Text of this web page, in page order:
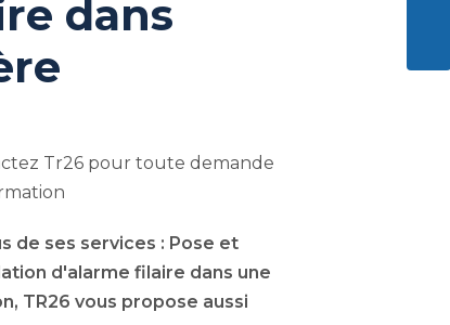
dans
Tr26 pour toute demande
de ses services : Pose et
d'alarme filaire dans une
, TR26 vous propose aussi